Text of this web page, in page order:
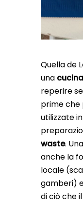
Quella de
una
reperire
prime che
utilizzate
waste.
anche la
locale
gamberi)
di ciò che